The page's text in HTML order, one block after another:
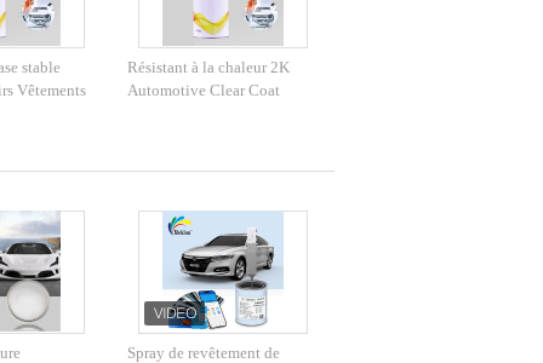
stable
Vêtements
Résistant à la chaleur 2K
Automotive Clear Coat
Spray de revêtement de